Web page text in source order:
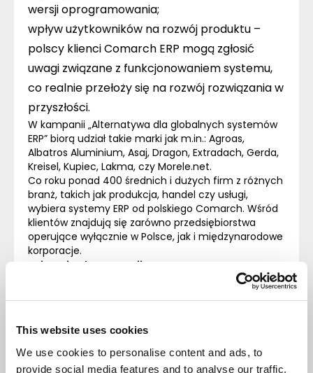
This website uses cookies
We use cookies to personalise content and ads, to
provide social media features and to analyse our traffic.
wersji oprogramowania;
wpływ użytkowników na rozwój produktu –
polscy klienci Comarch ERP mogą zgłosić
uwagi związane z funkcjonowaniem systemu,
co realnie przełoży się na rozwój rozwiązania w
przyszłości.
W kampanii „Alternatywa dla globalnych systemów
ERP” biorą udział takie marki jak m.in.: Agroas,
Albatros Aluminium, Asaj, Dragon, Extradach, Gerda,
Kreisel, Kupiec, Lakma, czy Morele.net.
Co roku ponad 400 średnich i dużych firm z różnych
branż, takich jak produkcja, handel czy usługi,
wybiera systemy ERP od polskiego Comarch. Wśród
klientów znajdują się zarówno przedsiębiorstwa
operujące wyłącznie w Polsce, jak i międzynarodowe
korporacje.
Więcej o kampanii:
https://www.comarch.pl/alternatywa
/
Komentarze (0)